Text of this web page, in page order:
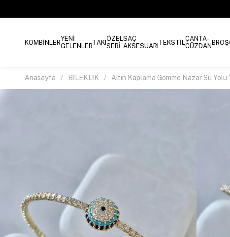
KOMBİNLERYENİ
GELENLERTAKIÖZEL
SERİ
SAÇ
AKSESUARI TEKSTİLÇANTA-
CÜZDANBROŞ
Anasayfa BİLEKLİK Altın Kaplama Gömme Nazar Su Yolu